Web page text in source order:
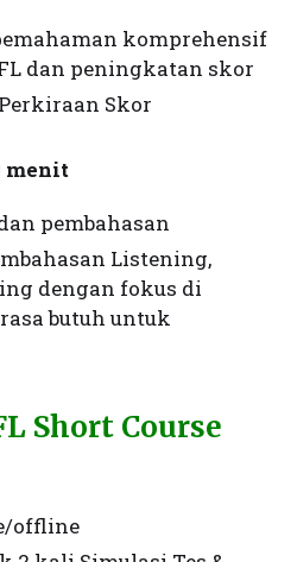
komprehensif
dan peningkatan skor
Skor
menit
pembahasan
Listening,
dengan fokus di
butuh untuk
Short Course
offline